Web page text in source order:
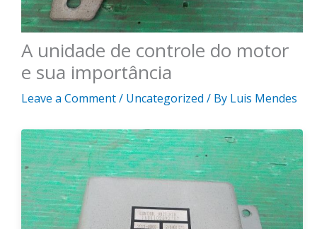
A unidade de controle do motor
e sua importância
Leave a Comment/ Uncategorized / By Luis Mendes